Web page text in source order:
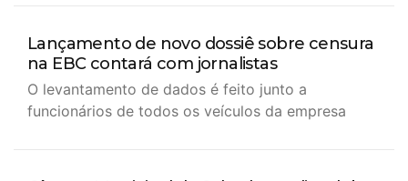
Lançamento de novo dossiê sobre censura
na EBC contará com jornalistas
O levantamento de dados é feito junto a
funcionários de todos os veículos da empresa